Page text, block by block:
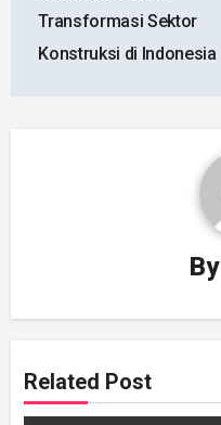
Transformasi Sektor
Konstruksi di Indonesia
By
Related Post